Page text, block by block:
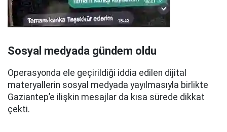
Sosyal medyada gündem oldu
Operasyonda ele geçirildiği iddia edilen dijital
materyallerin sosyal medyada yayılmasıyla birlikte
Gaziantep’e ilişkin mesajlar da kısa sürede dikkat
çekti.